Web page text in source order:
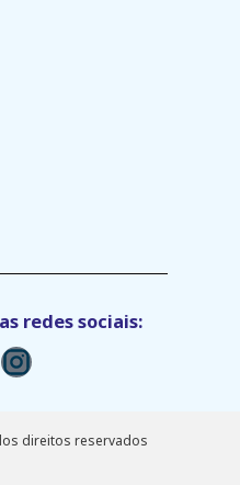
redes sociais:
direitos reservados